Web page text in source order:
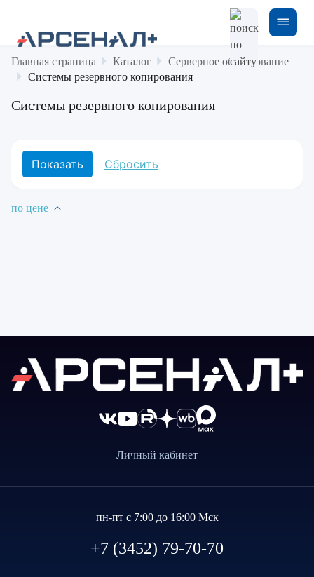
Главная страница Каталог
Серверное оборудование
Системы резервного копирования
Системы резервного копирования
по цене
Личный кабинет
пн-пт с 7:00 до 16:00 Мск
+7 (3452) 79-70-70